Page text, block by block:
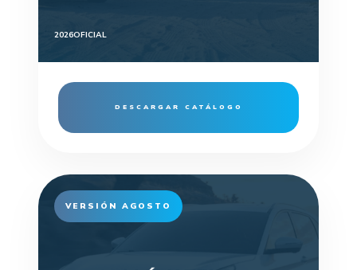
2026OFICIAL
DESCARGAR CATÁLOGO
VERSIÓN AGOSTO